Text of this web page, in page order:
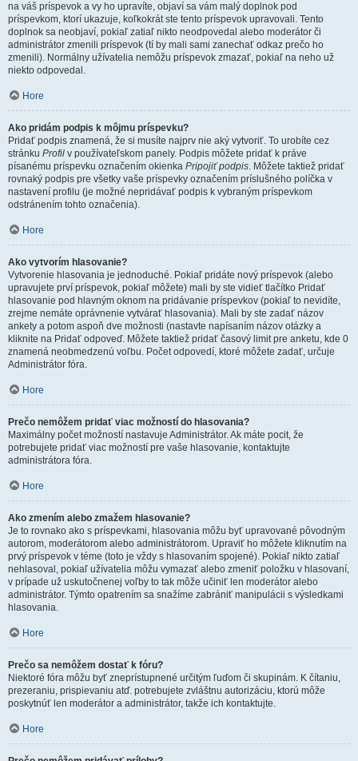
na váš príspevok a vy ho upravíte, objaví sa vám malý doplnok pod
príspevkom, ktorí ukazuje, koľkokrát ste tento príspevok upravovali. Tento
doplnok sa neobjaví, pokiaľ zatiaľ nikto neodpovedal alebo moderátor či
administrátor zmenili príspevok (tí by mali sami zanechať odkaz prečo ho
zmenili). Normálny užívatelia nemôžu príspevok zmazať, pokiaľ na neho už
niekto odpovedal.
Hore
Ako pridám podpis k môjmu príspevku?
Pridať podpis znamená, že si musíte najprv nie aký vytvoriť. To urobíte cez
stránku Profil v používateľskom panely. Podpis môžete pridať k práve
písanému príspevku označením okienka Pripojiť podpis. Môžete taktiež pridať
rovnaký podpis pre všetky vaše príspevky označením príslušného políčka v
nastavení profilu (je možné nepridávať podpis k vybraným príspevkom
odstránením tohto označenia).
Hore
Ako vytvorím hlasovanie?
Vytvorenie hlasovania je jednoduché. Pokiaľ pridáte nový príspevok (alebo
upravujete prví príspevok, pokiaľ môžete) mali by ste vidieť tlačítko Pridať
hlasovanie pod hlavným oknom na pridávanie príspevkov (pokiaľ to nevidíte,
zrejme nemáte oprávnenie vytvárať hlasovania). Mali by ste zadať názov
ankety a potom aspoň dve možnosti (nastavte napísaním názov otázky a
kliknite na Pridať odpoveď. Môžete taktiež pridať časový limit pre anketu, kde 0
znamená neobmedzenú voľbu. Počet odpovedí, ktoré môžete zadať, určuje
Administrátor fóra.
Hore
Prečo nemôžem pridať viac možností do hlasovania?
Maximálny počet možností nastavuje Administrátor. Ak máte pocit, že
potrebujete pridať viac možností pre vaše hlasovanie, kontaktujte
administrátora fóra.
Hore
Ako zmením alebo zmažem hlasovanie?
Je to rovnako ako s príspevkami, hlasovania môžu byť upravované pôvodným
autorom, moderátorom alebo administrátorom. Upraviť ho môžete kliknutím na
prvý príspevok v téme (toto je vždy s hlasovaním spojené). Pokiaľ nikto zatiaľ
nehlasoval, pokiaľ užívatelia môžu vymazať alebo zmeniť položku v hlasovaní,
v prípade už uskutočnenej voľby to tak môže učiniť len moderátor alebo
administrátor. Týmto opatrením sa snažíme zabrániť manipulácii s výsledkami
hlasovania.
Hore
Prečo sa nemôžem dostať k fóru?
Niektoré fóra môžu byť zneprístupnené určitým ľuďom či skupinám. K čítaniu,
prezeraniu, prispievaniu atď. potrebujete zvláštnu autorizáciu, ktorú môže
poskytnúť len moderátor a administrátor, takže ich kontaktujte.
Hore